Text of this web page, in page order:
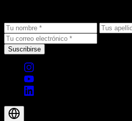
Suscribirse